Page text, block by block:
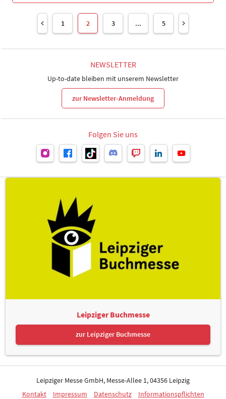
1 2 3 ... 5
NEWSLETTER
Up-to-date bleiben mit unserem Newsletter
zur Newsletter-Anmeldung
Folgen Sie uns
Leipziger Buchmesse
zur Leipziger Buchmesse
Leipziger Messe GmbH, Messe-Allee 1, 04356 Leipzig
Kontakt
Impressum Datenschutz Informationspflichten